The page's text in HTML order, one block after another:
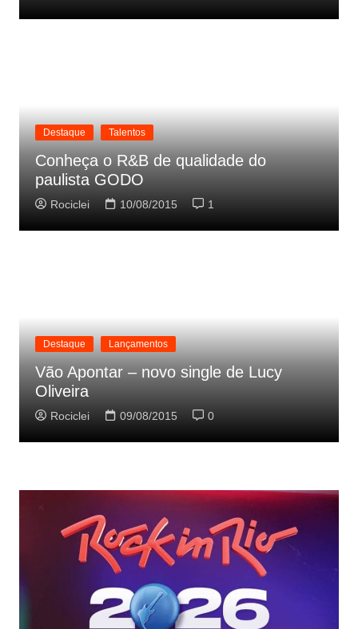
Destaque Talentos
Conheça o R&B de qualidade do
paulista GODO
Rociclei 10/08/2015 1
Destaque Lançamentos
Vão Apontar – novo single de Lucy
Oliveira
Rociclei 09/08/2015 0